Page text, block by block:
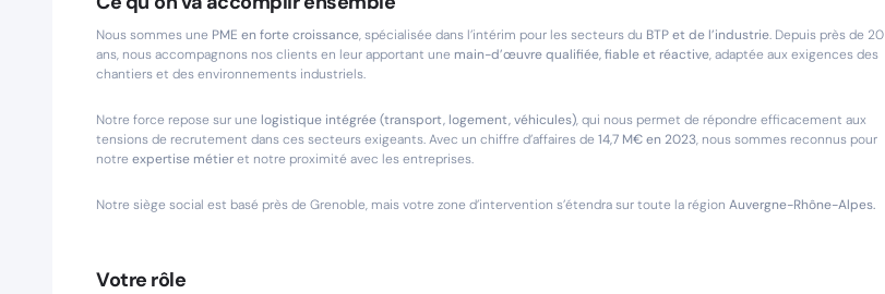
Nous sommes une PME en forte croissance, spécialisée dans l’intérim pour les secteurs du BTP et de l’industrie. Depuis près de 20
ans, nous accompagnons nos clients en leur apportant une main-d’œuvre qualifiée, fiable et réactive, adaptée aux exigences des
chantiers et des environnements industriels.
Notre force repose sur une logistique intégrée (transport, logement, véhicules), qui nous permet de répondre efficacement aux
tensions de recrutement dans ces secteurs exigeants. Avec un chiffre d’affaires de 14,7 M€ en 2023, nous sommes reconnus pour
notre expertise métieret notre proximité avec les entreprises.
Notre siège social est basé près de Grenoble, mais votre zone d’intervention s’étendra sur toute la région Auvergne-Rhône-Alpes.
Votre rôle